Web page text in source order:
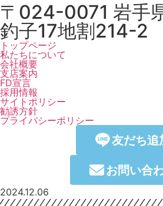
〒024-0071 岩手
釣子17地割214-2
トップページ
私たちについて
会社概要
支店案内
FD宣言
採用情報
サイトポリシー
勧誘方針
プライバシーポリシー
友だち追
お問い合
2024.12.06